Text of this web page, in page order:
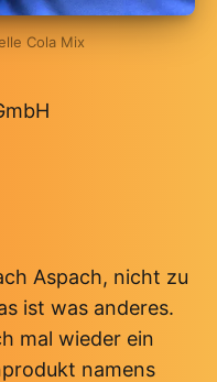
Cola Mix
Aspach, nicht zu
ist was anderes.
mal wieder ein
namens